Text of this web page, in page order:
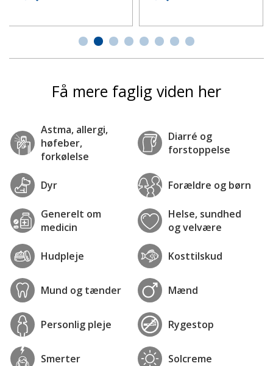
Få mere faglig viden her
Astma, allergi,
høfeber,
forkølelse
Diarré og
forstoppelse
Dyr Forældre og børn
Generelt om
medicin
Helse, sundhed
og velvære
Hudpleje Kosttilskud
Mund og tænder Mænd
Personlig pleje Rygestop
Smerter Solcreme